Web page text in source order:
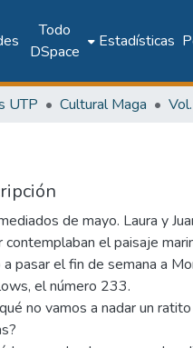
Todo
DSpace
Estadísticas
UTP Cultural Maga
de mayo. Laura y
contemplaban el paisaje
pasar el fin de semana a
el número 233.
no vamos a nadar un